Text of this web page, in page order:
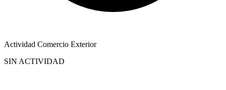
Actividad Comercio Exterior
SIN ACTIVIDAD